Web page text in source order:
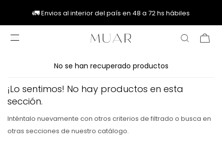
🚛
🚚
🚛Envios al interior del país en 48 a 72 hs hábiles
🚚

No se han recuperado productos
¡Lo sentimos! No hay productos en esta
sección.
Inténtalo nuevamente con otros criterios de filtrado o busca en
otras secciones de nuestro catálogo.